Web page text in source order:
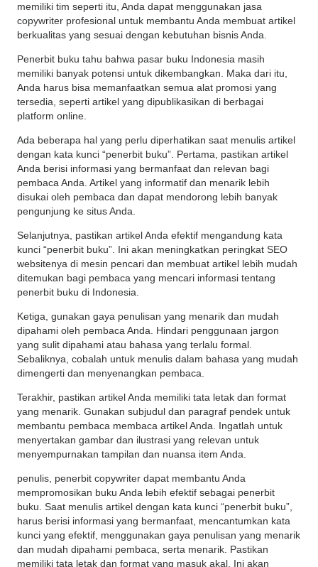
memiliki tim seperti itu, Anda dapat menggunakan jasa
copywriter profesional untuk membantu Anda membuat artikel
berkualitas yang sesuai dengan kebutuhan bisnis Anda.
Penerbit buku tahu bahwa pasar buku Indonesia masih
memiliki banyak potensi untuk dikembangkan. Maka dari itu,
Anda harus bisa memanfaatkan semua alat promosi yang
tersedia, seperti artikel yang dipublikasikan di berbagai
platform online.
Ada beberapa hal yang perlu diperhatikan saat menulis artikel
dengan kata kunci “penerbit buku”. Pertama, pastikan artikel
Anda berisi informasi yang bermanfaat dan relevan bagi
pembaca Anda. Artikel yang informatif dan menarik lebih
disukai oleh pembaca dan dapat mendorong lebih banyak
pengunjung ke situs Anda.
Selanjutnya, pastikan artikel Anda efektif mengandung kata
kunci “penerbit buku”. Ini akan meningkatkan peringkat SEO
websitenya di mesin pencari dan membuat artikel lebih mudah
ditemukan bagi pembaca yang mencari informasi tentang
penerbit buku di Indonesia.
Ketiga, gunakan gaya penulisan yang menarik dan mudah
dipahami oleh pembaca Anda. Hindari penggunaan jargon
yang sulit dipahami atau bahasa yang terlalu formal.
Sebaliknya, cobalah untuk menulis dalam bahasa yang mudah
dimengerti dan menyenangkan pembaca.
Terakhir, pastikan artikel Anda memiliki tata letak dan format
yang menarik. Gunakan subjudul dan paragraf pendek untuk
membantu pembaca membaca artikel Anda. Ingatlah untuk
menyertakan gambar dan ilustrasi yang relevan untuk
menyempurnakan tampilan dan nuansa item Anda.
penulis, penerbit copywriter dapat membantu Anda
mempromosikan buku Anda lebih efektif sebagai penerbit
buku. Saat menulis artikel dengan kata kunci “penerbit buku”,
harus berisi informasi yang bermanfaat, mencantumkan kata
kunci yang efektif, menggunakan gaya penulisan yang menarik
dan mudah dipahami pembaca, serta menarik. Pastikan
memiliki tata letak dan format yang masuk akal. Ini akan